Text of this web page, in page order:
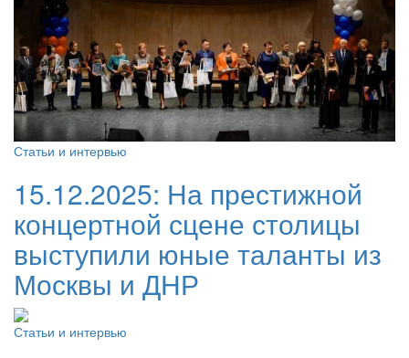
Статьи и интервью
15.12.2025: На престижной
концертной сцене столицы
выступили юные таланты из
Москвы и ДНР
Статьи и интервью